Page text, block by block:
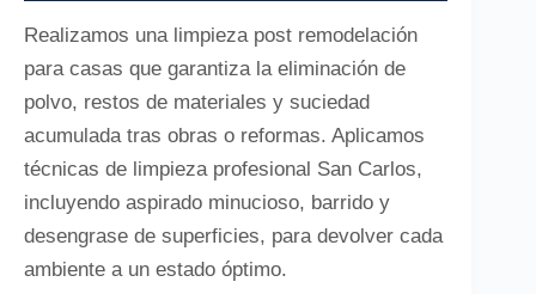
Realizamos una limpieza post remodelación
para casas que garantiza la eliminación de
polvo, restos de materiales y suciedad
acumulada tras obras o reformas. Aplicamos
técnicas de limpieza profesional San Carlos,
incluyendo aspirado minucioso, barrido y
desengrase de superficies, para devolver cada
ambiente a un estado óptimo.